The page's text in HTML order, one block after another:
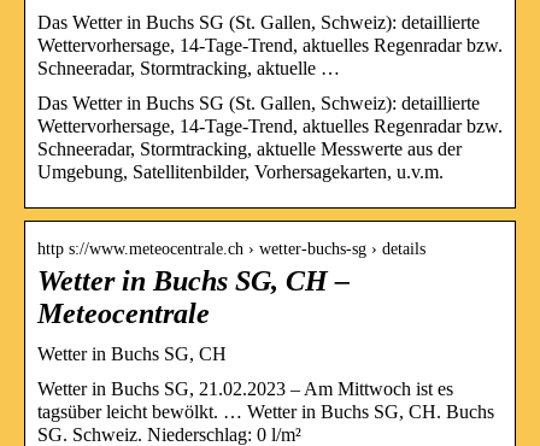
Das Wetter in Buchs SG (St. Gallen, Schweiz): detaillierte
Wettervorhersage, 14-Tage-Trend, aktuelles Regenradar bzw.
Schneeradar, Stormtracking, aktuelle …
Das Wetter in Buchs SG (St. Gallen, Schweiz): detaillierte
Wettervorhersage, 14-Tage-Trend, aktuelles Regenradar bzw.
Schneeradar, Stormtracking, aktuelle Messwerte aus der
Umgebung, Satellitenbilder, Vorhersagekarten, u.v.m.
http s://www.meteocentrale.ch › wetter-buchs-sg › details
Wetter in Buchs SG, CH –
Meteocentrale
Wetter in Buchs SG, CH
Wetter in Buchs SG, 21.02.2023 – Am Mittwoch ist es
tagsüber leicht bewölkt. … Wetter in Buchs SG, CH. Buchs
SG. Schweiz. Niederschlag: 0 l/m²